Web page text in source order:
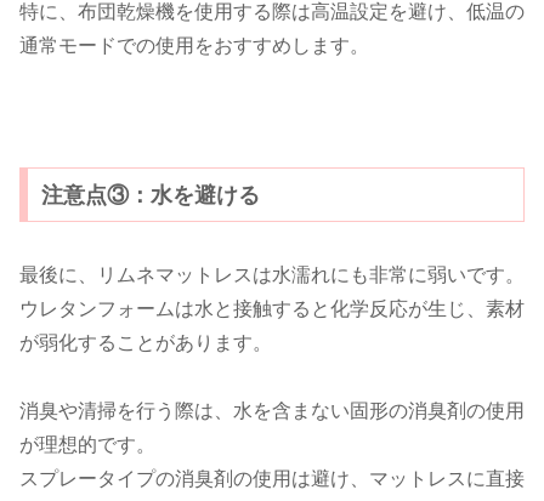
特に、布団乾燥機を使用する際は高温設定を避け、低温の
通常モードでの使用をおすすめします。
注意点③：水を避ける
最後に、リムネマットレスは水濡れにも非常に弱いです。
ウレタンフォームは水と接触すると化学反応が生じ、素材
が弱化することがあります。
消臭や清掃を行う際は、水を含まない固形の消臭剤の使用
が理想的です。
スプレータイプの消臭剤の使用は避け、マットレスに直接